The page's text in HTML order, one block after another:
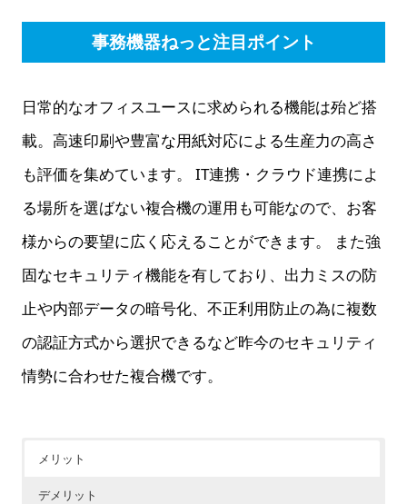
事務機器ねっと注目ポイント
日常的なオフィスユースに求められる機能は殆ど搭
載。高速印刷や豊富な用紙対応による生産力の高さ
も評価を集めています。 IT連携・クラウド連携によ
る場所を選ばない複合機の運用も可能なので、お客
様からの要望に広く応えることができます。 また強
固なセキュリティ機能を有しており、出力ミスの防
止や内部データの暗号化、不正利用防止の為に複数
の認証方式から選択できるなど昨今のセキュリティ
情勢に合わせた複合機です。
メリット
デメリット